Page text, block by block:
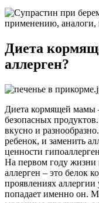
Диета
аллерген?
Диета кормящей мамы
безопасных
вкусно и
ребенок, и заменить
ценности
На первом году
аллерген – это белок
проявлениях
попадает именно он.